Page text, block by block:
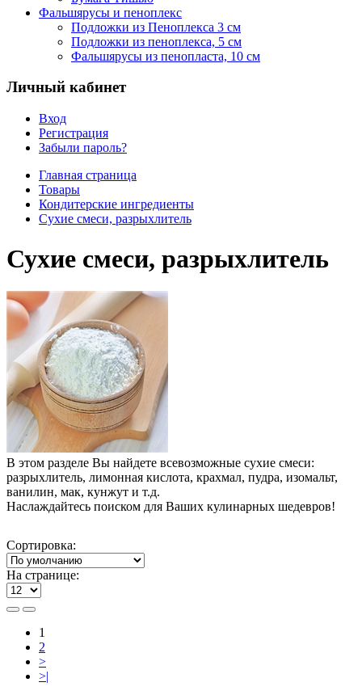
Фальшярусы и пеноплекс
Подложки из Пеноплекса 3 см
Подложки из пеноплекса, 5 см
Фальшярусы из пенопласта, 10 см
Личный кабинет
Вход
Регистрация
Забыли пароль?
Главная страница
Товары
Кондитерские ингредиенты
Сухие смеси, разрыхлитель
Сухие смеси, разрыхлитель
В этом разделе Вы найдете всевозможные сухие смеси:
разрыхлитель, лимонная кислота, крахмал, пудра, изомальт,
ванилин, мак, кунжут и т.д.
Наслаждайтесь поиском для Ваших кулинарных шедевров!
Сортировка:
На странице:
1
2
>
>|